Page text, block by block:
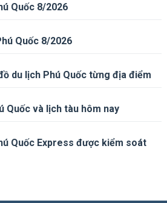
Quốc 8/2026
Quốc 8/2026
du lịch Phú Quốc từng địa điểm
Quốc và lịch tàu hôm nay
Quốc Express được kiểm soát